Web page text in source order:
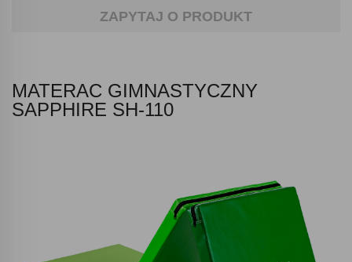
ZAPYTAJ O PRODUKT
MATERAC GIMNASTYCZNY
SAPPHIRE SH-110